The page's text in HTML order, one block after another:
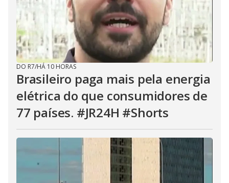
DO R7/HÁ 10 HORAS
Brasileiro paga mais pela energia
elétrica do que consumidores de
77 países. #JR24H #Shorts